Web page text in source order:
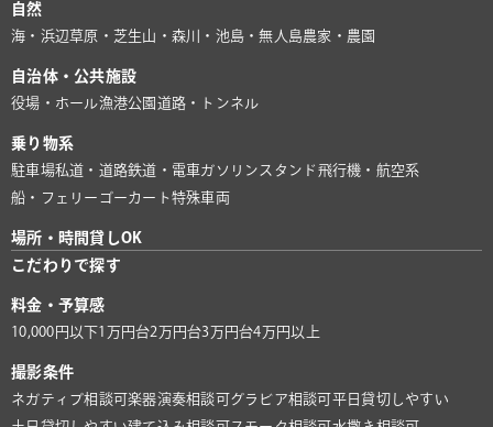
自然
海・浜辺 草原・芝生山・森川・池島・無人島農家・農園
自治体・公共施設
役場・ホール漁港公園 道路・トンネル
乗り物系
駐車場私道・道路鉄道・電車 ガソリンスタンド 飛行機・航空系
船・フェリー ゴーカート特殊車両
場所・時間貸しOK
こだわりで探す
料金・予算感
10,000円以下1万円台2万円台3万円台4万円以上
撮影条件
ネガティブ相談可楽器演奏相談可 グラビア相談可 平日貸切しやすい